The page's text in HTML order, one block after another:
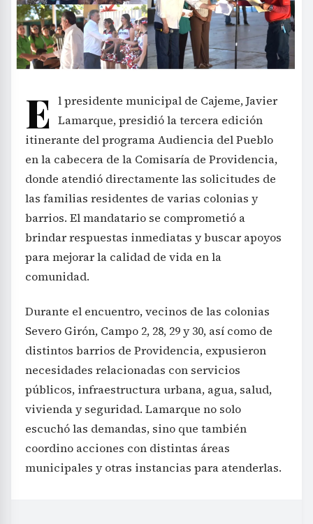
E l presidente municipal de Cajeme, Javier
Lamarque, presidió la tercera edición
itinerante del programa Audiencia del Pueblo
en la cabecera de la Comisaría de Providencia,
donde atendió directamente las solicitudes de
las familias residentes de varias colonias y
barrios. El mandatario se comprometió a
brindar respuestas inmediatas y buscar apoyos
para mejorar la calidad de vida en la
comunidad.
Durante el encuentro, vecinos de las colonias
Severo Girón, Campo 2, 28, 29 y 30, así como de
distintos barrios de Providencia, expusieron
necesidades relacionadas con servicios
públicos, infraestructura urbana, agua, salud,
vivienda y seguridad. Lamarque no solo
escuchó las demandas, sino que también
coordino acciones con distintas áreas
municipales y otras instancias para atenderlas.